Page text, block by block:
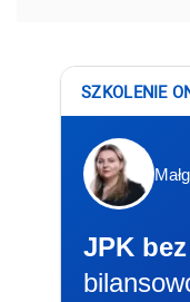
SZKOLENIE
JPK